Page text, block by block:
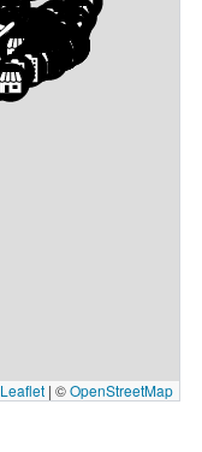
Leaflet | ©OpenStreetMap